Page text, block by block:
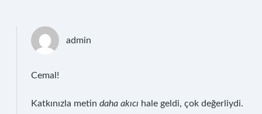
admin
Cemal!
Katkınızla metin daha akıcı hale geldi, çok değerliydi.